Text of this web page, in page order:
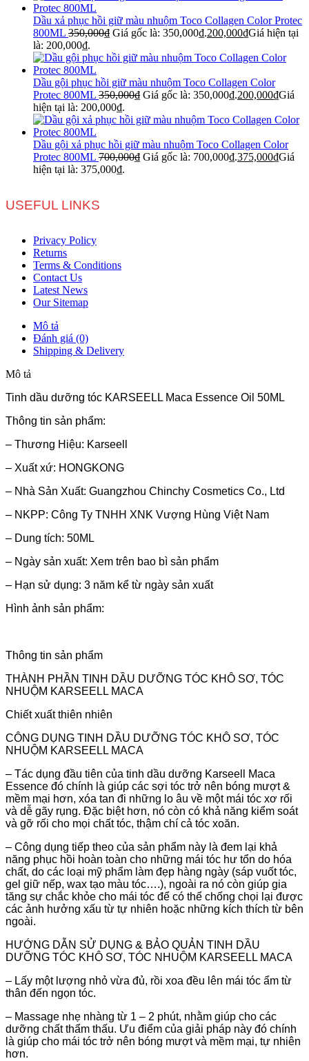
Dầu xả phục hồi giữ màu nhuộm Toco Collagen Color Protec
800ML 350,000₫ Giá gốc là: 350,000₫.200,000₫Giá hiện tại
là: 200,000₫.
Dầu gội phục hồi giữ màu nhuộm Toco Collagen Color
Protec 800ML 350,000₫ Giá gốc là: 350,000₫.200,000₫Giá
hiện tại là: 200,000₫.
Dầu gội xả phục hồi giữ màu nhuộm Toco Collagen Color
Protec 800ML 700,000₫ Giá gốc là: 700,000₫.375,000₫Giá
hiện tại là: 375,000₫.
USEFUL LINKS
Privacy Policy
Returns
Terms & Conditions
Contact Us
Latest News
Our Sitemap
Mô tả
Đánh giá (0)
Shipping & Delivery
Mô tả
Tinh dầu dưỡng tóc KARSEELL Maca Essence Oil 50ML
Thông tin sản phẩm:
– Thương Hiệu: Karseell
– Xuất xứ: HONGKONG
– Nhà Sản Xuất: Guangzhou Chinchy Cosmetics Co., Ltd
– NKPP: Công Ty TNHH XNK Vượng Hùng Việt Nam
– Dung tích: 50ML
– Ngày sản xuất: Xem trên bao bì sản phẩm
– Hạn sử dụng: 3 năm kể từ ngày sản xuất
Hình ảnh sản phẩm:
Thông tin sản phẩm
THÀNH PHẦN TINH DẦU DƯỠNG TÓC KHÔ SƠ, TÓC
NHUỘM KARSEELL MACA
Chiết xuất thiên nhiên
CÔNG DỤNG TINH DẦU DƯỠNG TÓC KHÔ SƠ, TÓC
NHUỘM KARSEELL MACA
– Tác dụng đầu tiên của tinh dầu dưỡng Karseell Maca
Essence đó chính là giúp các sợi tóc trở nên bóng mượt &
mềm mại hơn, xóa tan đi những lo âu về một mái tóc xơ rối
và dễ gãy rụng. Đặc biệt hơn, nó còn có khả năng kiểm soát
và gỡ rối cho mọi chất tóc, thậm chí cả tóc xoăn.
– Công dụng tiếp theo của sản phẩm này là đem lại khả
năng phục hồi hoàn toàn cho những mái tóc hư tổn do hóa
chất, do các loại mỹ phẩm làm đẹp hàng ngày (sáp vuốt tóc,
gel giữ nếp, wax tạo màu tóc….), ngoài ra nó còn giúp gia
tăng sự chắc khỏe cho mái tóc để có thể chống chọi lại được
các ảnh hưởng xấu từ tự nhiên hoặc những kích thích từ bên
ngoài.
HƯỚNG DẪN SỬ DỤNG & BẢO QUẢN TINH DẦU
DƯỠNG TÓC KHÔ SƠ, TÓC NHUỘM KARSEELL MACA
– Lấy một lượng nhỏ vừa đủ, rồi xoa đều lên mái tóc ẩm từ
thân đến ngọn tóc.
– Massage nhẹ nhàng từ 1 – 2 phút, nhằm giúp cho các
dưỡng chất thẩm thấu. Ưu điểm của giải pháp này đó chính
là giúp cho mái tóc trở nên bóng mượt và mềm mại, tự nhiên
hơn.